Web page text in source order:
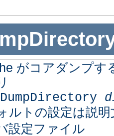
がコアダンプす
ルトの設定は説
設定ファイル